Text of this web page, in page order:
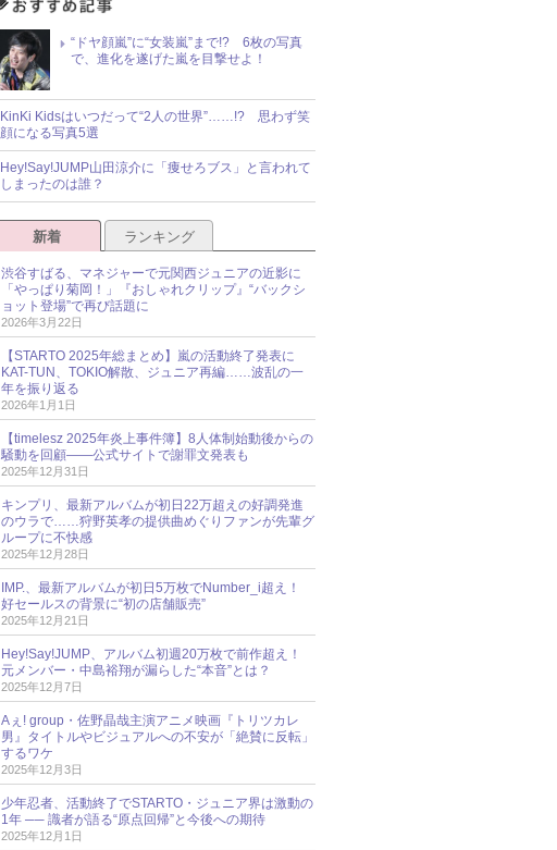
“ドヤ顔嵐”に“女装嵐”まで!? 6枚の写真
で、進化を遂げた嵐を目撃せよ！
KinKi Kidsはいつだって“2人の世界”……!? 思わず笑
顔になる写真5選
Hey!Say!JUMP山田涼介に「痩せろブス」と言われて
しまったのは誰？
新着 ランキング
渋谷すばる、マネジャーで元関西ジュニアの近影に
「やっぱり菊岡！」『おしゃれクリップ』“バックシ
ョット登場”で再び話題に
2026年3月22日
【STARTO 2025年総まとめ】嵐の活動終了発表に
KAT-TUN、TOKIO解散、ジュニア再編……波乱の一
年を振り返る
2026年1月1日
【timelesz 2025年炎上事件簿】8人体制始動後からの
騒動を回顧――公式サイトで謝罪文発表も
2025年12月31日
キンプリ、最新アルバムが初日22万超えの好調発進
のウラで……狩野英孝の提供曲めぐりファンが先輩グ
ループに不快感
2025年12月28日
IMP.、最新アルバムが初日5万枚でNumber_i超え！
好セールスの背景に“初の店舗販売”
2025年12月21日
Hey!Say!JUMP、アルバム初週20万枚で前作超え！
元メンバー・中島裕翔が漏らした“本音”とは？
2025年12月7日
Aぇ! group・佐野晶哉主演アニメ映画『トリツカレ
男』タイトルやビジュアルへの不安が「絶賛に反転」
するワケ
2025年12月3日
少年忍者、活動終了でSTARTO・ジュニア界は激動の
1年 ── 識者が語る“原点回帰”と今後への期待
2025年12月1日